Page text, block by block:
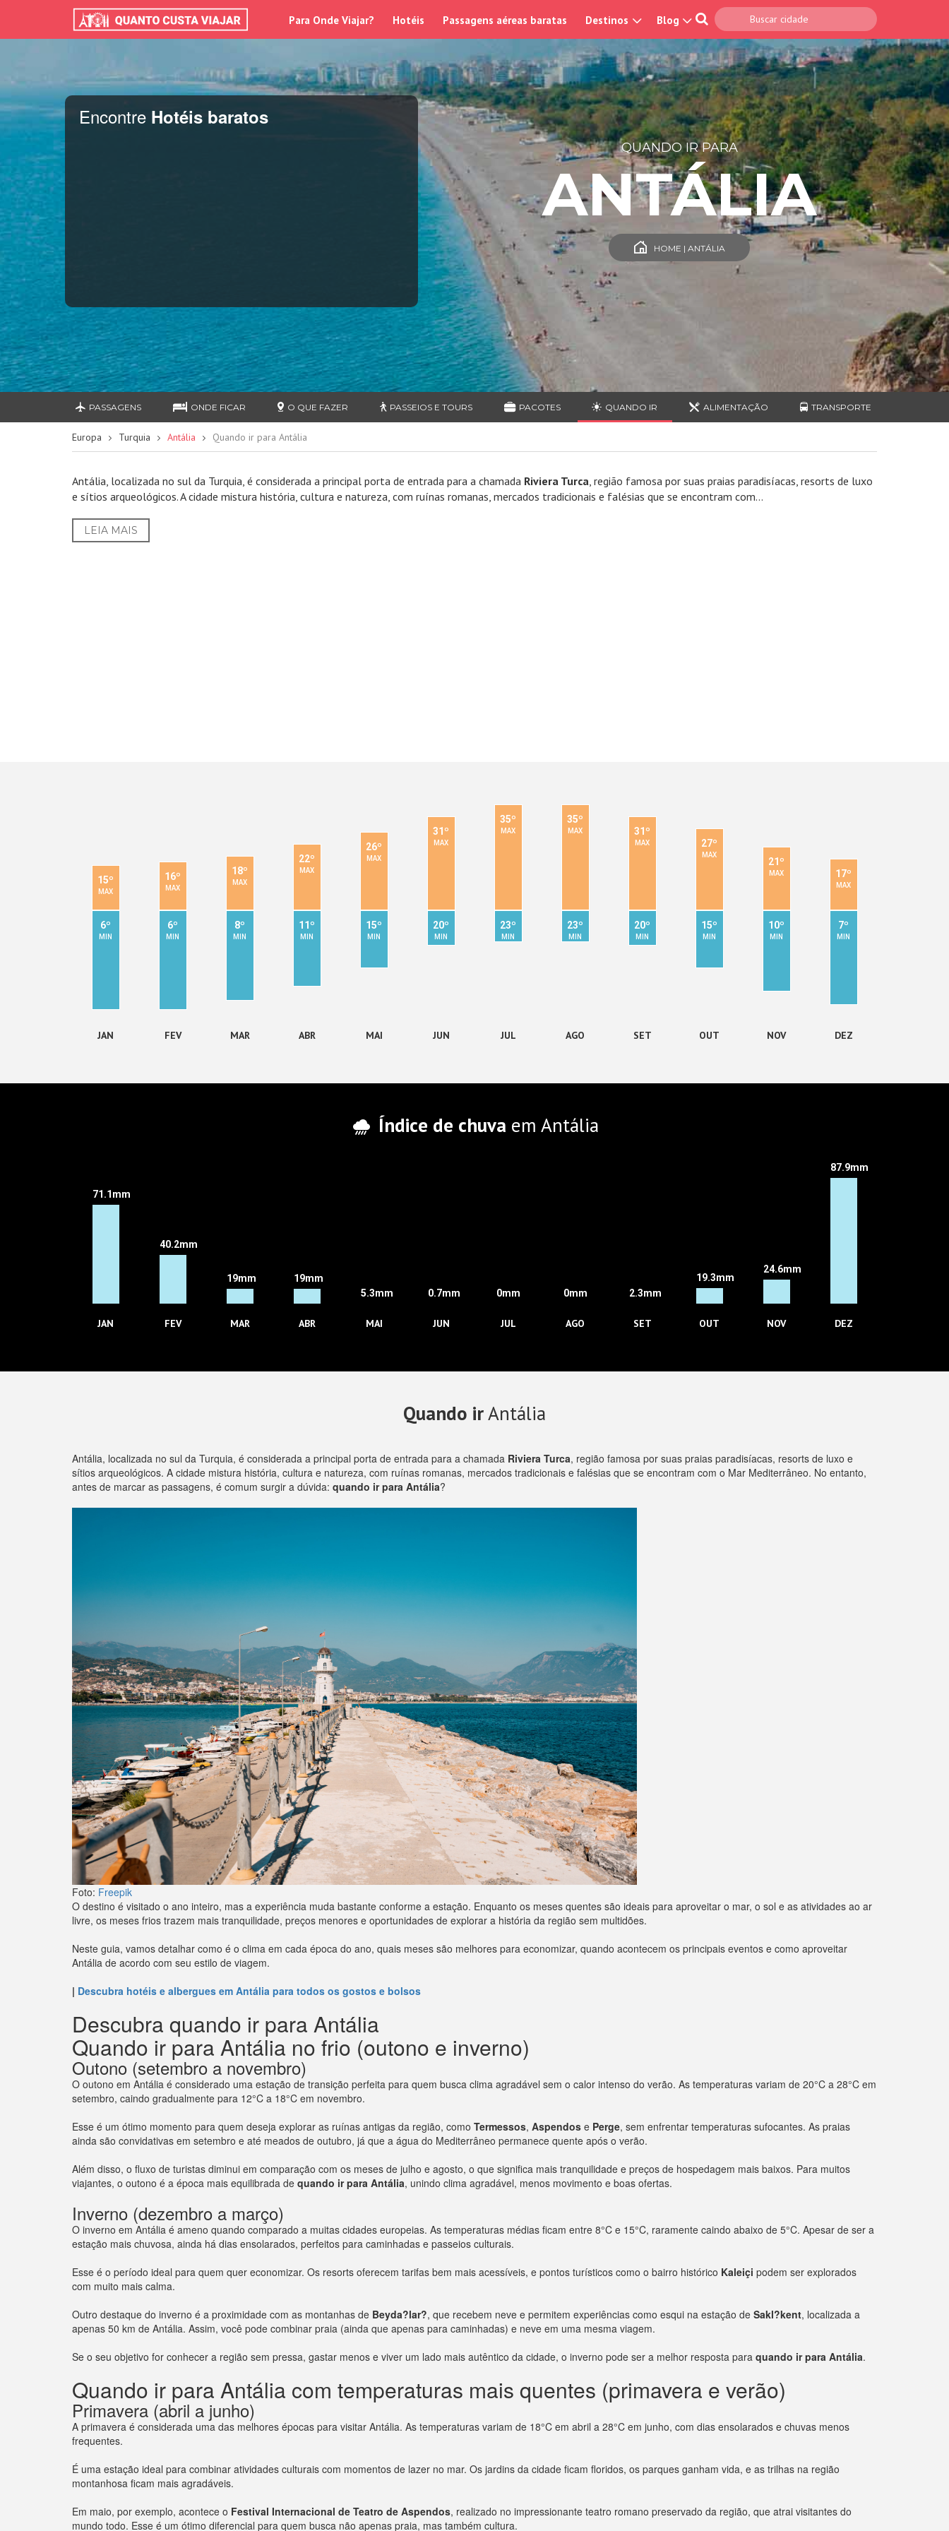
Para Onde Viajar? Hotéis Passagens aéreas baratas Destinos Blog
Encontre Hotéis baratos
QUANDO IR PARA
ANTÁLIA
HOME | ANTÁLIA
PASSAGENS ONDE FICAR O QUE FAZER PASSEIOS E TOURS PACOTES QUANDO IR ALIMENTAÇÃO TRANSPORTE
Europa Turquia Antália Quando ir para Antália
Antália, localizada no sul da Turquia, é considerada a principal porta de entrada para a chamada Riviera Turca, região famosa por suas praias paradisíacas, resorts de luxo
e sítios arqueológicos. A cidade mistura história, cultura e natureza, com ruínas romanas, mercados tradicionais e falésias que se encontram com...
LEIA MAIS
15º
MAX
6º
MIN
JAN
16º
MAX
6º
MIN
FEV
18º
MAX
8º
MIN
MAR
22º
MAX
11º
MIN
ABR
26º
MAX
15º
MIN
MAI
31º
MAX
20º
MIN
JUN
35º
MAX
23º
MIN
JUL
35º
MAX
23º
MIN
AGO
31º
MAX
20º
MIN
SET
27º
MAX
15º
MIN
OUT
21º
MAX
10º
MIN
NOV
17º
MAX
7º
MIN
DEZ
Índice de chuva em Antália
71.1mm
JAN
40.2mm
FEV
19mm
MAR
19mm
ABR
5.3mm
MAI
0.7mm
JUN
0mm
JUL
0mm
AGO
2.3mm
SET
19.3mm
OUT
24.6mm
NOV
87.9mm
DEZ
Quando irAntália
Antália, localizada no sul da Turquia, é considerada a principal porta de entrada para a chamada Riviera Turca, região famosa por suas praias paradisíacas, resorts de luxo e
sítios arqueológicos. A cidade mistura história, cultura e natureza, com ruínas romanas, mercados tradicionais e falésias que se encontram com o Mar Mediterrâneo. No entanto,
antes de marcar as passagens, é comum surgir a dúvida: quando ir para Antália?
Foto: Freepik
O destino é visitado o ano inteiro, mas a experiência muda bastante conforme a estação. Enquanto os meses quentes são ideais para aproveitar o mar, o sol e as atividades ao ar
livre, os meses frios trazem mais tranquilidade, preços menores e oportunidades de explorar a história da região sem multidões.
Neste guia, vamos detalhar como é o clima em cada época do ano, quais meses são melhores para economizar, quando acontecem os principais eventos e como aproveitar
Antália de acordo com seu estilo de viagem.
| Descubra hotéis e albergues em Antália para todos os gostos e bolsos
Descubra quando ir para Antália
Quando ir para Antália no frio (outono e inverno)
Outono (setembro a novembro)
O outono em Antália é considerado uma estação de transição perfeita para quem busca clima agradável sem o calor intenso do verão. As temperaturas variam de 20°C a 28°C em
setembro, caindo gradualmente para 12°C a 18°C em novembro.
Esse é um ótimo momento para quem deseja explorar as ruínas antigas da região, como Termessos, Aspendos e Perge, sem enfrentar temperaturas sufocantes. As praias
ainda são convidativas em setembro e até meados de outubro, já que a água do Mediterrâneo permanece quente após o verão.
Além disso, o fluxo de turistas diminui em comparação com os meses de julho e agosto, o que significa mais tranquilidade e preços de hospedagem mais baixos. Para muitos
viajantes, o outono é a época mais equilibrada de quando ir para Antália, unindo clima agradável, menos movimento e boas ofertas.
Inverno (dezembro a março)
O inverno em Antália é ameno quando comparado a muitas cidades europeias. As temperaturas médias ficam entre 8°C e 15°C, raramente caindo abaixo de 5°C. Apesar de ser a
estação mais chuvosa, ainda há dias ensolarados, perfeitos para caminhadas e passeios culturais.
Esse é o período ideal para quem quer economizar. Os resorts oferecem tarifas bem mais acessíveis, e pontos turísticos como o bairro histórico Kaleiçi podem ser explorados
com muito mais calma.
Outro destaque do inverno é a proximidade com as montanhas de Beyda?lar?, que recebem neve e permitem experiências como esqui na estação de Sakl?kent, localizada a
apenas 50 km de Antália. Assim, você pode combinar praia (ainda que apenas para caminhadas) e neve em uma mesma viagem.
Se o seu objetivo for conhecer a região sem pressa, gastar menos e viver um lado mais autêntico da cidade, o inverno pode ser a melhor resposta para quando ir para Antália.
Quando ir para Antália com temperaturas mais quentes (primavera e verão)
Primavera (abril a junho)
A primavera é considerada uma das melhores épocas para visitar Antália. As temperaturas variam de 18°C em abril a 28°C em junho, com dias ensolarados e chuvas menos
frequentes.
É uma estação ideal para combinar atividades culturais com momentos de lazer no mar. Os jardins da cidade ficam floridos, os parques ganham vida, e as trilhas na região
montanhosa ficam mais agradáveis.
Em maio, por exemplo, acontece o Festival Internacional de Teatro de Aspendos, realizado no impressionante teatro romano preservado da região, que atrai visitantes do
mundo todo. Esse é um ótimo diferencial para quem busca não apenas praia, mas também cultura.